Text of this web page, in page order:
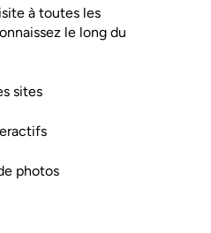
à toutes les
le long du
sites
photos